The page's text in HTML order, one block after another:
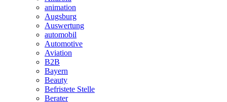
animation
Augsburg
Auswertung
automobil
Automotive
Aviation
B2B
Bayern
Beauty
Befristete Stelle
Berater